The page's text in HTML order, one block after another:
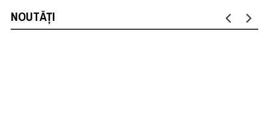
NOUTĂȚI